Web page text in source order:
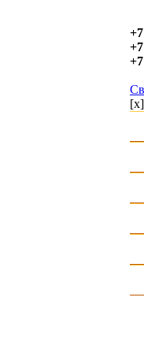
[x]